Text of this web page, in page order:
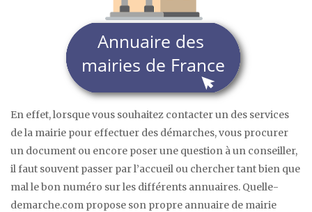
En effet, lorsque vous souhaitez contacter un des services
de la mairie pour effectuer des démarches, vous procurer
un document ou encore poser une question à un conseiller,
il faut souvent passer par l’accueil ou chercher tant bien que
mal le bon numéro sur les différents annuaires. Quelle-
demarche.com propose son propre annuaire de mairie